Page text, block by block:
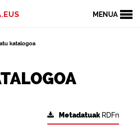
MENUA
katalogoa
Metadatuak RDFn